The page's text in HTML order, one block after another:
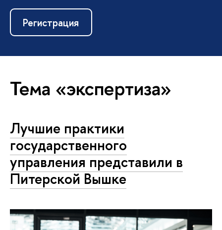
Регистрация
Тема «экспертиза»
Лучшие практики
государственного
управления представили в
Питерской Вышке